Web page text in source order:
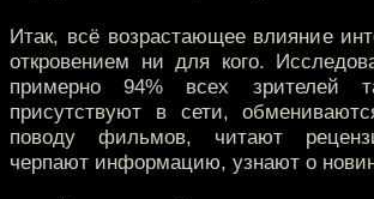
Итак, всё возрастающее влияние
откровением ни для кого.
примерно 94% всех зрителей
присутствуют в сети,
поводу фильмов, читают
черпают информацию, узнают о